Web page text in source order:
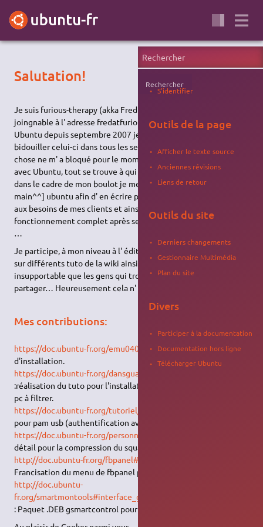
Salutation!
Je suis furious-therapy (akka Fred de mon vrai prénom)
joingnable à l' adresse fredatfurious-therapydotfr Utilisateur d'
Ubuntu depuis septembre 2007 je me régale à découvrir et
bidouiller celui-ci dans tous les sens. Geek averti, pas grand
chose ne m' a bloqué pour le moment et c'est ce que j'aime
avec Ubuntu, tout se trouve à qui sait chercher (par exemple,
dans le cadre de mon boulot je me suis remasterisé [à la
main^^] ubuntu afin d' en écrire plusieurs versions adaptées
aux besoins de mes clients et ainsi en comprendre le
fonctionnement complet après seulement 3 mois d' utilisation)
Je participe, à mon niveau à l' édition et le complément d' info
sur différents tuto de la wiki ainsi que sur le forum (rien de plus
insupportable que les gens qui trouvent des solutions sans les
partager… Heureusement cela n' arrive pas souvent ici^^)
Mes contributions:
https://doc.ubuntu-fr.org/emu0404
: réalisation du script
d'installation.
https://doc.ubuntu-fr.org/dansguardian_sans_serveur
:réalisation du tuto pour l'installation du filtre parentale sur le
pc à filtrer.
https://doc.ubuntu-fr.org/tutoriel/pam-usb
pour pam usb (authentification avec une clé usb).
https://doc.ubuntu-fr.org/personnaliser_livecd
détail pour la compression du squashfs.
http://doc.ubuntu-fr.org/fbpanel#menu_en_francais
Francisation du menu de fbpanel par modification des sources
http://doc.ubuntu-
fr.org/
: Paquet .DEB gsmartcontrol pour Jaunty
Rechercher
S'identifier
Outils de la page
Afficher le texte source
Anciennes révisions
Liens de retour
Outils du site
Derniers changements
Gestionnaire Multimédia
Plan du site
Divers
Participer à la documentation
Documentation hors ligne
Télécharger Ubuntu